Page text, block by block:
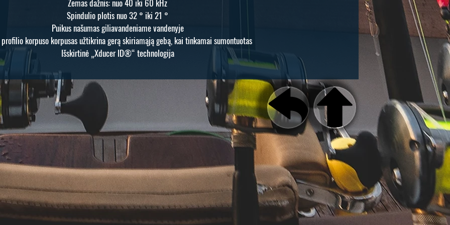
Žemas dažnis: nuo 40 iki 60 kHz
Spindulio plotis nuo 32 ° iki 21 °
Puikus našumas giliavandeniame vandenyje
korpuso korpusas užtikrina gerą skiriamąją gebą, kai tinkamai sumontuotas
Išskirtinė „Xducer ID®“ technologija